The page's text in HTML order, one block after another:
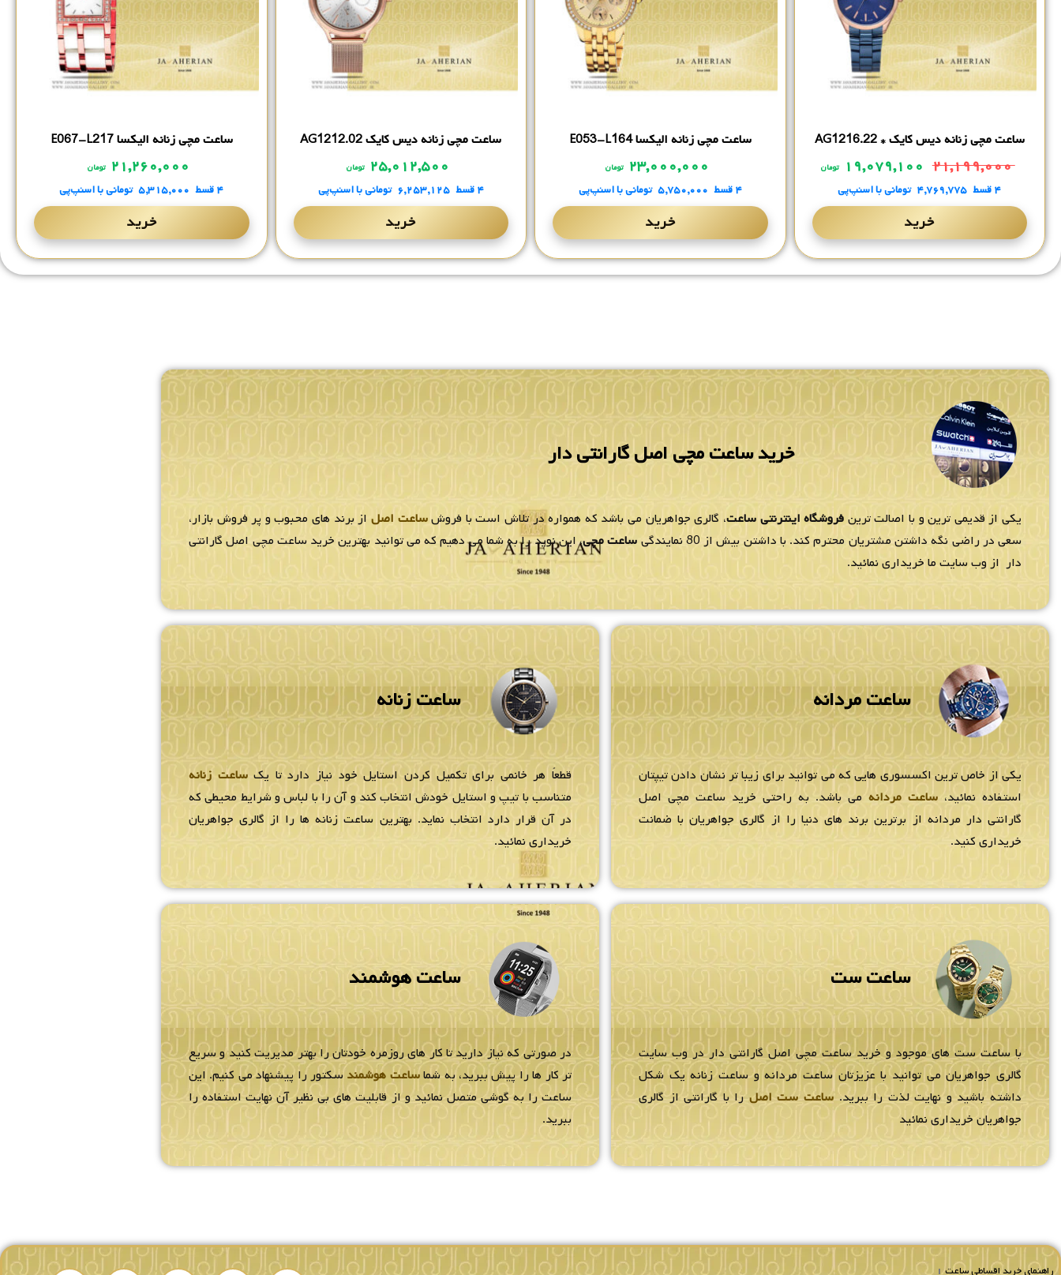
ساعت مچی زنانه دیس کایک * AG1216.22
۲۱,۱۹۹,۰۰۰ ۱۹,۰۷۹,۱۰۰ تومان
۴ قسط ۴,۷۶۹,۷۷۵ تومانیبا اسنپ‌پی
خرید
ساعت مچی زنانه الیکسا E053-L164
۲۳,۰۰۰,۰۰۰ تومان
۴ قسط ۵,۷۵۰,۰۰۰ تومانیبا اسنپ‌پی
خرید
ساعت مچی زنانه دیس کایک AG1212.02
۲۵,۰۱۲,۵۰۰ تومان
۴ قسط ۶,۲۵۳,۱۲۵ تومانیبا اسنپ‌پی
خرید
ساعت مچی زنانه الیکسا E067-L217
۲۱,۲۶۰,۰۰۰ تومان
۴ قسط ۵,۳۱۵,۰۰۰ تومانیبا اسنپ‌پی
خرید
خرید ساعت مچی اصل گارانتی دار
یکی از قدیمی ترین و با اصالت ترین فروشگاه اینترنتی ساعت، گالری جواهریان می باشد که همواره در تلاش است با فروشساعت اصل از برند های محبوب و پر فروش بازار،
سعی در راضی نگه داشتن مشتریان محترم کند. با داشتن بیش از 80 نمایندگی
ساعت مچی، این نوید را به شما می دهیم که می توانید بهترین خرید ساعت مچی اصل گارانتی
دار از وب سایت ما خریداری نمائید.
ساعت مردانه
یکی از خاص ترین اکسسوری هایی که می توانید برای زیبا تر نشان دادن تیپتان
استفاده نمائید، ساعت مردانه می باشد. به راحتی خرید ساعت مچی اصل
گارانتی دار مردانه از برترین برند های دنیا را از گالری جواهریان با ضمانت
خریداری کنید.
ساعت زنانه
قطعاً هر خانمی برای تکمیل کردن استایل خود نیاز دارد تا یکساعت زنانه
متناسب با تیپ و استایل خودش انتخاب کند و آن را با لباس و شرایط محیطی که
در آن قرار دارد انتخاب نماید. بهترین ساعت زنانه ها را از گالری جواهریان
خریداری نمائید.
ساعت ست
با ساعت ست های موجود و خرید ساعت مچی اصل گارانتی دار در وب سایت
گالری جواهریان می توانید با عزیزتان ساعت مردانه و ساعت زنانه یک شکل
داشته باشید و نهایت لذت را ببرید.ساعت ست اصلرا با گارانتی از گالری
جواهریان خریداری نمائید
ساعت هوشمند
در صورتی که نیاز دارید تا کار های روزمره خودتان را بهتر مدیریت کنید و سریع
تر کار ها را پیش ببرید، به شماساعت هوشمندسکتور را پیشنهاد می کنیم. این
ساعت را به گوشی متصل نمائید و از قابلیت های بی نظیر آن نهایت استفاده را
ببرید.
راهنمای خرید اقساطی ساعت